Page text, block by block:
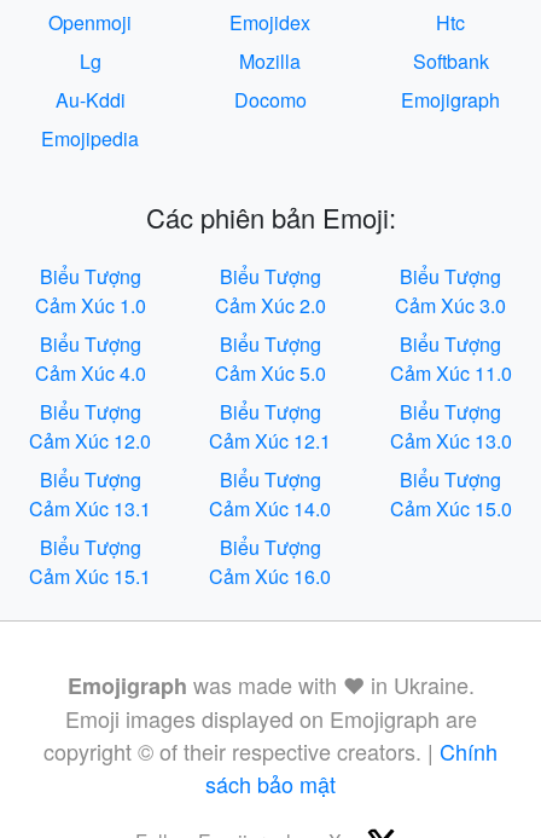
Openmoji
Emojidex
Htc
Lg
Mozilla
Softbank
Au-Kddi
Docomo
Emojigraph
Emojipedia
Các phiên bản Emoji:
Biểu Tượng
Cảm Xúc 1.0
Biểu Tượng
Cảm Xúc 2.0
Biểu Tượng
Cảm Xúc 3.0
Biểu Tượng
Cảm Xúc 4.0
Biểu Tượng
Cảm Xúc 5.0
Biểu Tượng
Cảm Xúc 11.0
Biểu Tượng
Cảm Xúc 12.0
Biểu Tượng
Cảm Xúc 12.1
Biểu Tượng
Cảm Xúc 13.0
Biểu Tượng
Cảm Xúc 13.1
Biểu Tượng
Cảm Xúc 14.0
Biểu Tượng
Cảm Xúc 15.0
Biểu Tượng
Cảm Xúc 15.1
Biểu Tượng
Cảm Xúc 16.0
Emojigraph was made with ❤️ in Ukraine.
Emoji images displayed on Emojigraph are
copyright © of their respective creators. | Chính
sách bảo mật